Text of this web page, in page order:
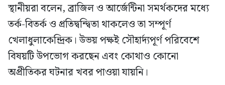
স্থানীয়রা বলেন, ব্রাজিল ও আর্জেন্টিনা সমর্থকদের মধ্যে
তর্ক-বিতর্ক ও প্রতিদ্বন্দ্বিতা থাকলেও তা সম্পূর্ণ
খেলাধুলাকেন্দ্রিক। উভয় পক্ষই সৌহার্দ্যপূর্ণ পরিবেশে
বিষয়টি উপভোগ করছেন এবং কোথাও কোনো
অপ্রীতিকর ঘটনার খবর পাওয়া যায়নি।